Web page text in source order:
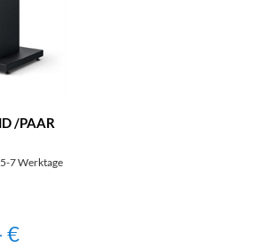
/PAAR
7 Werktage
€